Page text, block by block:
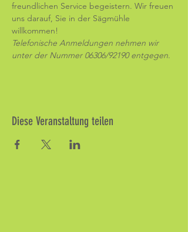
freundlichen Service begeistern. Wir freuen
uns darauf, Sie in der Sägmühle
willkommen!
Telefonische Anmeldungen nehmen wir
unter der Nummer 06306/92190 entgegen.
Diese Veranstaltung teilen